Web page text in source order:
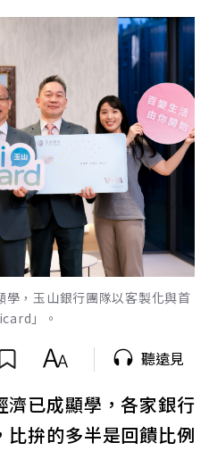
，玉山銀行團隊以客製化與首
」。
聽遠見
濟已成顯學，各家銀行
拚的多半是回饋比例